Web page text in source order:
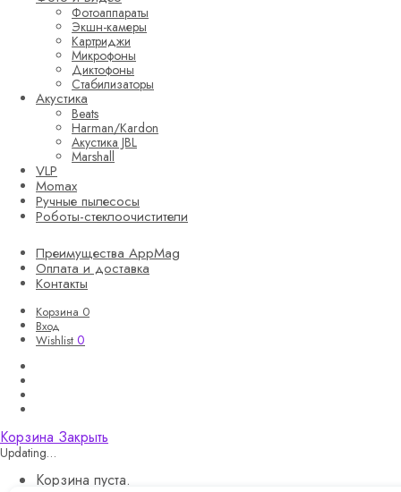
Фотоаппараты
Экшн-камеры
Картриджи
Микрофоны
Диктофоны
Стабилизаторы
Акустика
Beats
Harman/Kardon
Акустика JBL
Marshall
VLP
Momax
Ручные пылесосы
Роботы-стеклоочистители
Преимущества AppMag
Оплата и доставка
Контакты
Корзина 0
Вход
Wishlist 0
Корзина Закрыть
Updating…
Корзина пуста.